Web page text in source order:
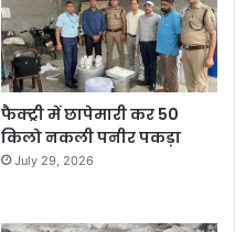
फैक्ट्री में छापेमारी कर 50
किलो नकली पनीर पकड़ा
July 29, 2026